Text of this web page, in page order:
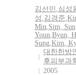
김선민 ,심성
성 ,김경준,
Min,Sim,
Youn,Byun,
Sung,Kim,
대한한방
후피부과
2005